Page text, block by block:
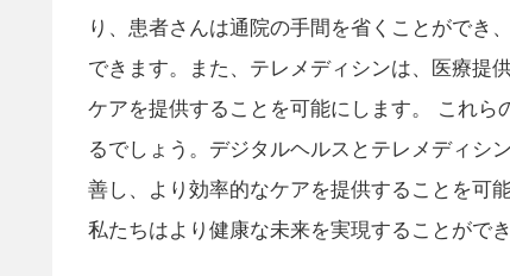
り、患者さんは通院の手間を省くことができ
できます。また、テレメディシンは、医療提
ケアを提供することを可能にします。 これ
るでしょう。デジタルヘルスとテレメディシ
善し、より効率的なケアを提供することを可
私たちはより健康な未来を実現することができ